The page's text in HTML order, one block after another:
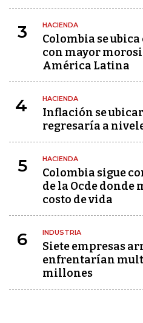
3 HACIENDA
Colombia se
con mayor
América Latina
4 HACIENDA
Inflación se
regresaría a
5 HACIENDA
Colombia sigue
de la Ocde donde
costo de vida
6 INDUSTRIA
Siete empresas
enfrentarían
millones